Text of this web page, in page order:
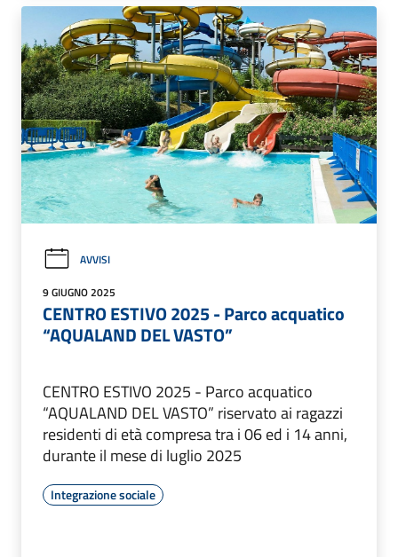
AVVISI
9 GIUGNO 2025
CENTRO ESTIVO 2025 - Parco acquatico
“AQUALAND DEL VASTO”
CENTRO ESTIVO 2025 - Parco acquatico
“AQUALAND DEL VASTO” riservato ai ragazzi
residenti di età compresa tra i 06 ed i 14 anni,
durante il mese di luglio 2025
Integrazione sociale